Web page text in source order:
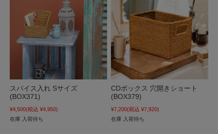
スパイス入れ Sサイズ
(BOX371)
¥4,500(税込 ¥4,950)
在庫 入荷待ち
CDボックス 穴開きショート
(BOX379)
¥7,200(税込 ¥7,920)
在庫 入荷待ち